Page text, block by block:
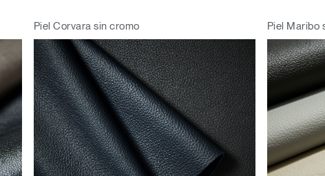
Piel Corvara sin cromo Piel Maribo